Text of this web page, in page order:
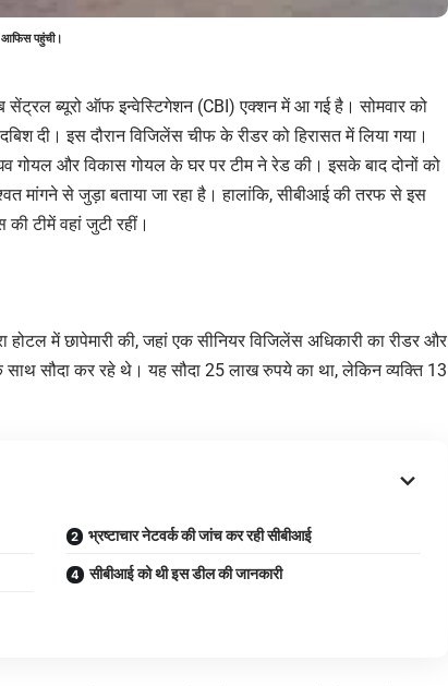
आफिस पहुंची।
सेंट्रल ब्यूरो ऑफ इन्वेस्टिगेशन (CBI) एक्शन में आ गई है। सोमवार को
दी। इस दौरान विजिलेंस चीफ के रीडर को हिरासत में लिया गया।
गोयल और विकास गोयल के घर पर टीम ने रेड की। इसके बाद दोनों को
मांगने से जुड़ा बताया जा रहा है। हालांकि, सीबीआई की तरफ से इस
टीमें वहां जुटी रहीं।
होटल में छापेमारी की, जहां एक सीनियर विजिलेंस अधिकारी का रीडर और
साथ सौदा कर रहे थे। यह सौदा 25 लाख रुपये का था, लेकिन व्यक्ति 13
भ्रष्टाचार नेटवर्क की जांच कर रही सीबीआई
सीबीआई को थी इस डील की जानकारी